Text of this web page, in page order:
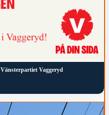
Vänsterpartiet Vaggeryd